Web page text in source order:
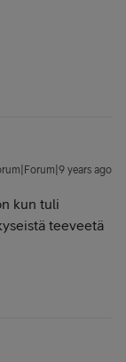
years ago
kun tuli
teeveetä